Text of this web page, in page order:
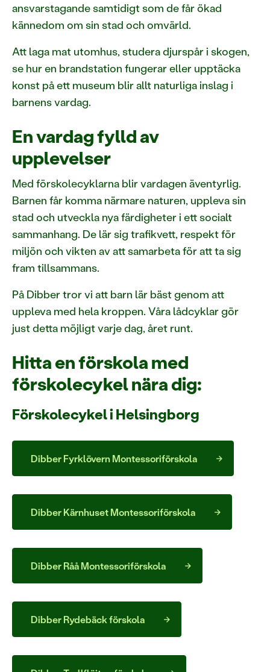
ansvarstagande samtidigt som de får ökad
kännedom om sin stad och omvärld.
Att laga mat utomhus, studera djurspår i skogen,
se hur en brandstation fungerar eller upptäcka
konst på ett museum blir allt naturliga inslag i
barnens vardag.
En vardag fylld av
upplevelser
Med förskolecyklarna blir vardagen äventyrlig.
Barnen får komma närmare naturen, uppleva sin
stad och utveckla nya färdigheter i ett socialt
sammanhang. De lär sig trafikvett, respekt för
miljön och vikten av att samarbeta för att ta sig
fram tillsammans.
På Dibber tror vi att barn lär bäst genom att
uppleva med hela kroppen. Våra lådcyklar gör
just detta möjligt varje dag, året runt.
Hitta en förskola med
förskolecykel nära dig:
Förskolecykel i Helsingborg
Dibber Fyrklövern Montessoriförskola
Dibber Kärnhuset Montessoriförskola
Dibber Råå Montessoriförskola
Dibber Rydebäck förskola